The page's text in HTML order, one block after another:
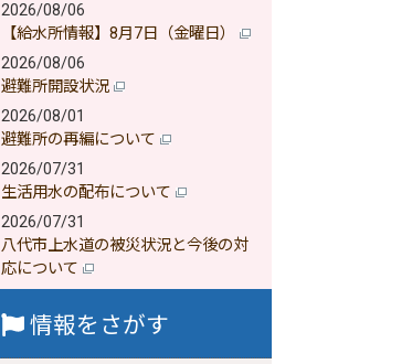
2026/08/06
【給水所情報】8月7日（金曜日）
2026/08/06
避難所開設状況
2026/08/01
避難所の再編について
2026/07/31
生活用水の配布について
2026/07/31
八代市上水道の被災状況と今後の対
応について
情報をさがす